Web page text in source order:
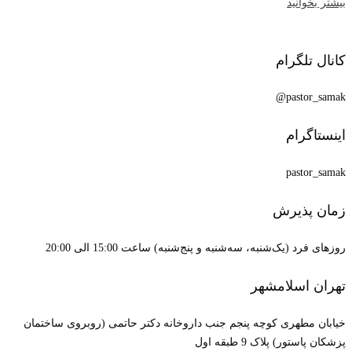
بیشتر بخوانید
کانال تلگرام
pastor_samak@
اینستاگرام
pastor_samak
زمان پذیرش
روزهای فرد (یک‌شنبه، سه‌شنبه و پنج‌شنبه) ساعت 15:00 الی 20:00
تهران اسلامشهر
خیابان مطهری کوچه پنجم جنب داروخانه دکتر حاتمی (روبروی ساختمان
پزشکان پاستور) پلاک 9 طبقه اول